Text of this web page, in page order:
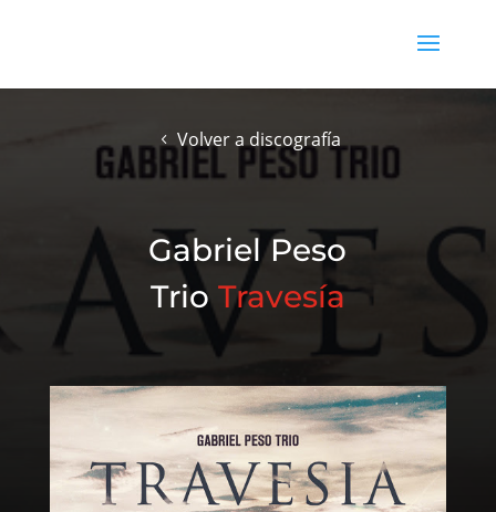
Volver a discografía
Gabriel Peso
TrioTravesía